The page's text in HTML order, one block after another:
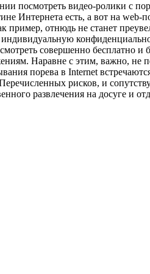
посмотреть видео-ролики с
Интернета есть, а вот на web-
пример, отнюдь не станет
совершенно бесплатно и
Наравне с этим, важно, не
порева в Internet
рисков, и
развлечения на досуге и